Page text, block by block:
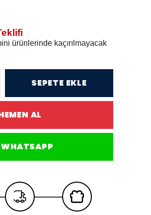
ürünlerinde kaçırılmayacak
SEPETE EKLE
AL
WHATSAPP